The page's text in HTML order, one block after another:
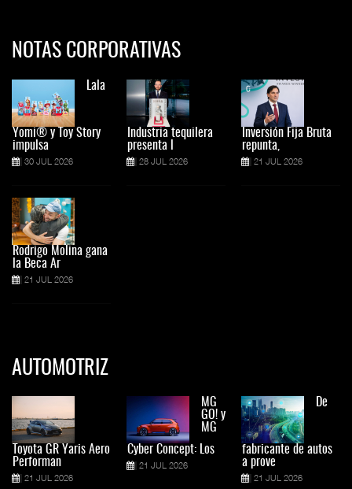
NOTAS CORPORATIVAS
Lala
Yomi® y Toy Story
impulsa
30 JUL 2026
Rodrigo Molina gana
la Beca Ar
21 JUL 2026
Industria tequilera
presenta l
28 JUL 2026
Inversión Fija Bruta
repunta,
21 JUL 2026
AUTOMOTRIZ
Toyota GR Yaris Aero
Performan
21 JUL 2026
MG
GO! y
MG
Cyber Concept: Los
21 JUL 2026
De
fabricante de autos
a prove
21 JUL 2026